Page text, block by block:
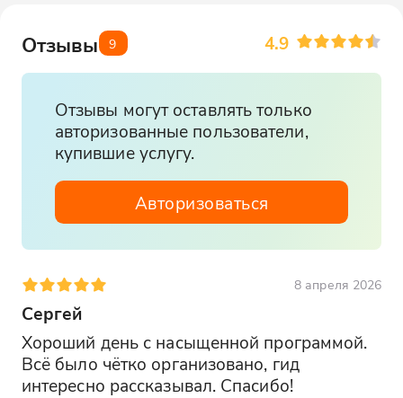
Отзывы 9 4.9
Отзывы могут оставлять только
авторизованные пользователи,
купившие услугу.
Авторизоваться
8 апреля 2026
Сергей
Хороший день с насыщенной программой.
Всё было чётко организовано, гид
интересно рассказывал. Спасибо!